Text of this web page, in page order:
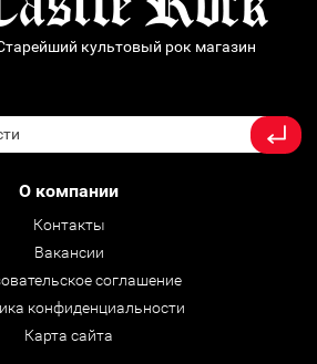
культовый рок магазин
О компании
Контакты
Вакансии
соглашение
конфиденциальности
Карта сайта